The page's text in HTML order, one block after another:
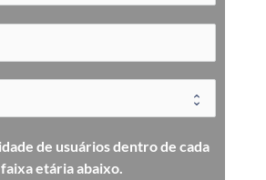
faixa etária abaixo.